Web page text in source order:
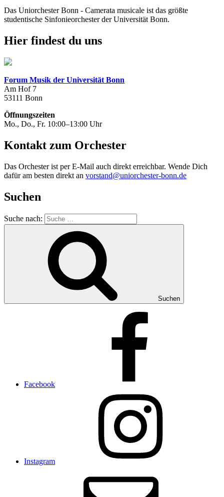
Das Uniorchester Bonn - Camerata musicale ist das größte
studentische Sinfonieorchester der Universität Bonn.
Hier findest du uns
Forum Musik der Universität Bonn
Am Hof 7
53111 Bonn
Öffnungszeiten
Mo., Do., Fr. 10:00–13:00 Uhr
Kontakt zum Orchester
Das Orchester ist per E-Mail auch direkt erreichbar. Wende Dich
dafür am besten direkt an vorstand@uniorchester-bonn.de
Suchen
Suche nach:
Suchen
Facebook
Instagram